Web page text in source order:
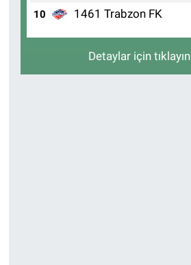
10 1461 Trabzon FK
Detaylar için tıklayın